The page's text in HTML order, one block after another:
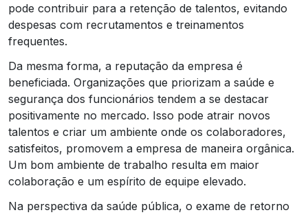
pode contribuir para a retenção de talentos, evitando
despesas com recrutamentos e treinamentos
frequentes.
Da mesma forma, a reputação da empresa é
beneficiada. Organizações que priorizam a saúde e
segurança dos funcionários tendem a se destacar
positivamente no mercado. Isso pode atrair novos
talentos e criar um ambiente onde os colaboradores,
satisfeitos, promovem a empresa de maneira orgânica.
Um bom ambiente de trabalho resulta em maior
colaboração e um espírito de equipe elevado.
Na perspectiva da saúde pública, o exame de retorno